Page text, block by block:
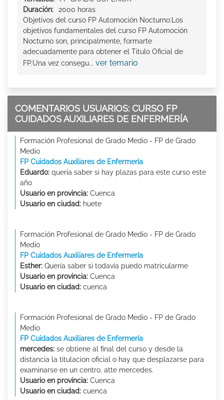
Duración:
2000 horas
Objetivos del curso FP Automoción Nocturno:Los
objetivos fundamentales del curso FP Automoción
Nocturno son, principalmente, formarte
adecuadamente para obtener el Titulo Oficial de
FP.Una vez consegu... ver temario
COMENTARIOS USUARIOS: CURSO FP
CUIDADOS AUXILIARES DE ENFERMERÍA
Formación Profesional de Grado Medio - FP de Grado
Medio
FP Cuidados Auxiliares de Enfermería
Eduardo: quería saber si hay plazas para este curso este
año
Usuario en provincia: Cuenca
Usuario en ciudad: huete
Formación Profesional de Grado Medio - FP de Grado
Medio
FP Cuidados Auxiliares de Enfermería
Esther: Quería saber si todavía puedo matricularme
Usuario en provincia: Cuenca
Usuario en ciudad: cuenca
Formación Profesional de Grado Medio - FP de Grado
Medio
FP Cuidados Auxiliares de Enfermería
mercedes: se obtiene al final del curso y desde la
distancia la titulacion oficial o hay que desplazarse para
examinarse en un centro. atte mercedes.
Usuario en provincia: Cuenca
Usuario en ciudad: cuenca